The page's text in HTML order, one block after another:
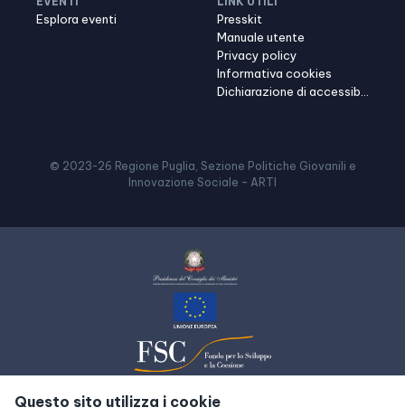
Esplora eventi
Presskit
Manuale utente
Privacy policy
Informativa cookies
© 2023-26 Regione Puglia, Sezione Politiche Giovanili e
Innovazione Sociale – ARTI
Questo sito utilizza i cookie